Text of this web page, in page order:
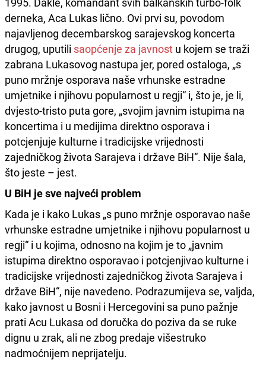
derneka, Aca Lukas lično. Ovi prvi su, povodom
najavljenog decembarskog sarajevskog koncerta
drugog, uputili saopćenje za javnost u kojem se traži
zabrana Lukasovog nastupa jer, pored ostaloga, „s
puno mržnje osporava naše vrhunske estradne
umjetnike i njihovu popularnost u regji“ i, što je, je li,
dvjesto-tristo puta gore, „svojim javnim istupima na
koncertima i u medijima direktno osporava i
potcjenjuje kulturne i tradicijske vrijednosti
zajedničkog života Sarajeva i države BiH“. Nije šala,
što jeste – jest.
U BiH je sve najveći problem
Kada je i kako Lukas „s puno mržnje osporavao naše
vrhunske estradne umjetnike i njihovu popularnost u
regji“ i u kojima, odnosno na kojim je to „javnim
istupima direktno osporavao i potcjenjivao kulturne i
tradicijske vrijednosti zajedničkog života Sarajeva i
države BiH“, nije navedeno. Podrazumijeva se, valjda,
kako javnost u Bosni i Hercegovini sa puno pažnje
prati Acu Lukasa od doručka do poziva da se ruke
dignu u zrak, ali ne zbog predaje višestruko
nadmoćnijem neprijatelju.